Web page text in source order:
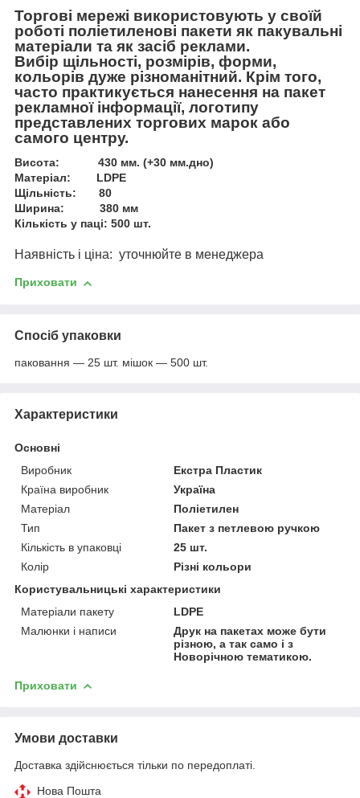
Торгові мережі використовують у своїй
роботі поліетиленові пакети як пакувальні
матеріали та як засіб реклами.
Вибір щільності, розмірів, форми,
кольорів дуже різноманітний. Крім того,
часто практикується нанесення на пакет
рекламної інформації, логотипу
представлених торгових марок або
самого центру.
Висота: 430 мм. (+30 мм.дно)
Матеріал: LDPE
Щільність: 80
Ширина: 380 мм
Кількість у паці: 500 шт.
Наявність і ціна: уточнюйте в менеджера
Приховати
Спосіб упаковки
паковання — 25 шт. мішок — 500 шт.
Характеристики
Основні
Виробник
Екстра Пластик
Країна виробник
Україна
Матеріал
Поліетилен
Тип
Пакет з петлевою ручкою
Кількість в упаковці
25 шт.
Колір
Різні кольори
Користувальницькі характеристики
Матеріали пакету
LDPE
Малюнки і написи
Друк на пакетах може бути
різною, а так само і з
Новорічною тематикою.
Приховати
Умови доставки
Доставка здійснюється тільки по передоплаті.
Нова Пошта